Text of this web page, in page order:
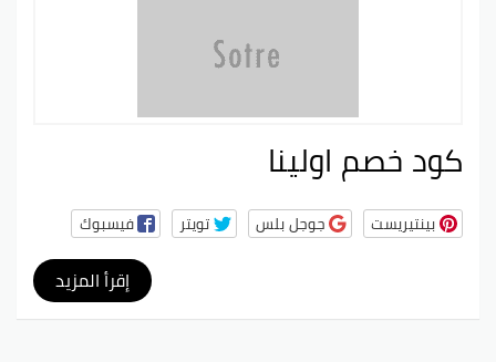
إقرأ المزيد
كود خصم اولينا
فيسبوك تويتر جوجل بلس بينتيريست